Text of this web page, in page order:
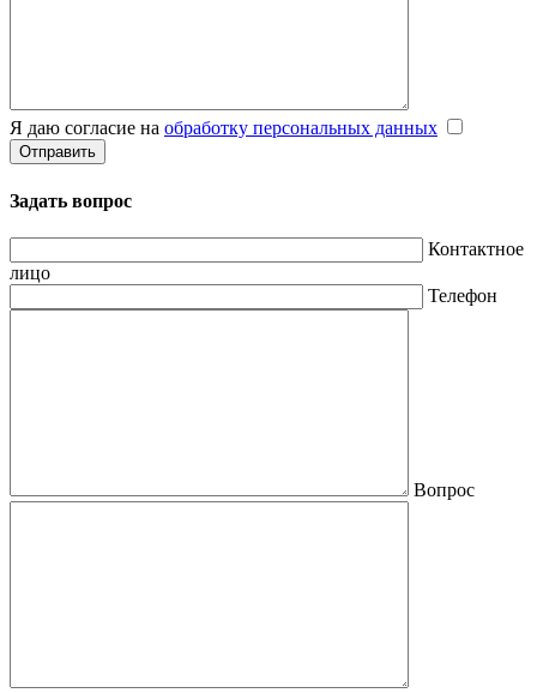
Я даю согласие на обработку персональных данных
Задать вопрос
Контактное
лицо
Телефон
Вопрос